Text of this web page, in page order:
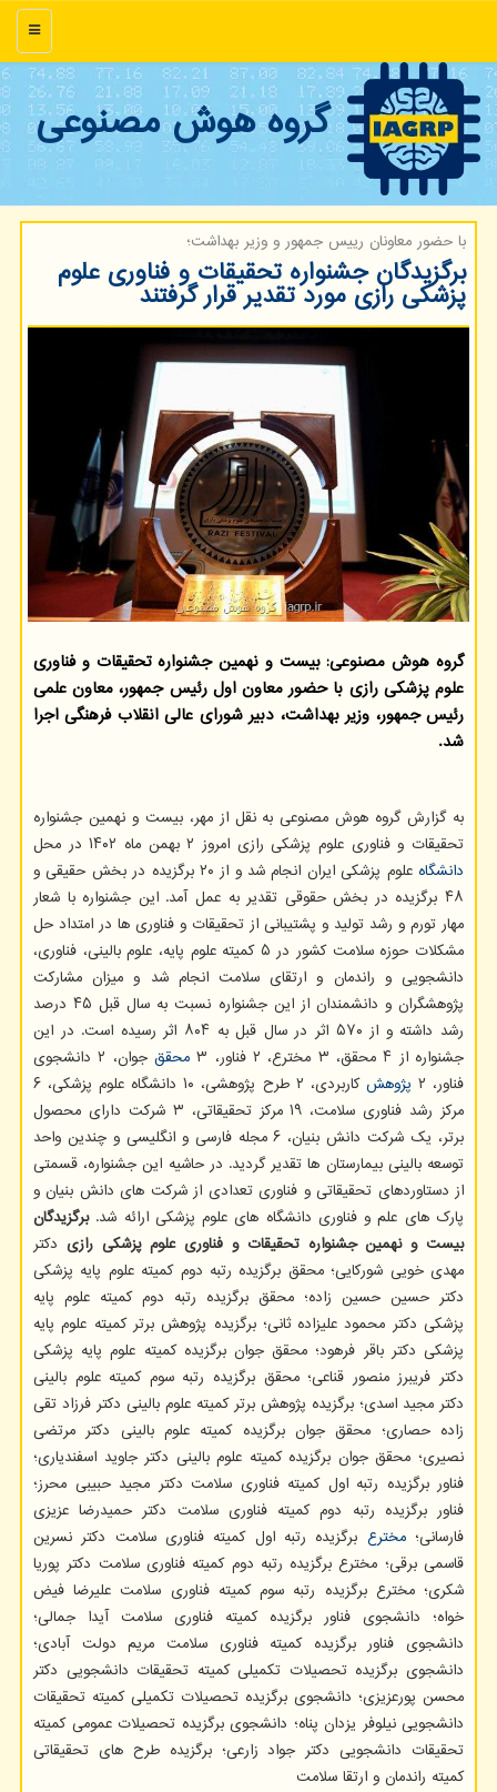
منو
گروه هوش مصنوعی
با حضور معاونان رییس جمهور و وزیر بهداشت؛
برگزیدگان جشنواره تحقیقات و فناوری علوم
پزشکی رازی مورد تقدیر قرار گرفتند
گروه هوش مصنوعی: بیست و نهمین جشنواره تحقیقات و فناوری
علوم پزشکی رازی با حضور معاون اول رئیس جمهور، معاون علمی
رئیس جمهور، وزیر بهداشت، دبیر شورای عالی انقلاب فرهنگی اجرا
شد.
به گزارش گروه هوش مصنوعی به نقل از مهر، بیست و نهمین جشنواره
تحقیقات و فناوری علوم پزشکی رازی امروز ۲ بهمن ماه ۱۴۰۲ در محل
دانشگاه
علوم پزشکی ایران انجام شد و از ۲۰ برگزیده در بخش حقیقی و
۴۸ برگزیده در بخش حقوقی تقدیر به عمل آمد. این جشنواره با شعار
مهار تورم و رشد تولید و پشتیبانی از تحقیقات و فناوری ها در امتداد حل
مشکلات حوزه سلامت کشور در ۵ کمیته علوم پایه، علوم بالینی، فناوری،
دانشجویی و راندمان و ارتقای سلامت انجام شد و میزان مشارکت
پژوهشگران و دانشمندان از این جشنواره نسبت به سال قبل ۴۵ درصد
رشد داشته و از ۵۷۰ اثر در سال قبل به ۸۰۴ اثر رسیده است. در این
جشنواره از ۴ محقق، ۳ مخترع، ۲ فناور، ۳
محقق
جوان، ۲ دانشجوی
فناور، ۲
پژوهش
کاربردی، ۲ طرح پژوهشی، ۱۰ دانشگاه علوم پزشکی، ۶
مرکز رشد فناوری سلامت، ۱۹ مرکز تحقیقاتی، ۳ شرکت دارای محصول
برتر، یک شرکت دانش بنیان، ۶ مجله فارسی و انگلیسی و چندین واحد
توسعه بالینی بیمارستان ها تقدیر گردید. در حاشیه این جشنواره، قسمتی
از دستاوردهای تحقیقاتی و فناوری تعدادی از شرکت های دانش بنیان و
پارک های علم و فناوری دانشگاه های علوم پزشکی ارائه شد.برگزیدگان
بیست و نهمین جشنواره تحقیقات و فناوری علوم پزشکی رازی دکتر
مهدی خویی شورکایی؛ محقق برگزیده رتبه دوم کمیته علوم پایه پزشکی
دکتر حسین حسین زاده؛ محقق برگزیده رتبه دوم کمیته علوم پایه
پزشکی دکتر محمود علیزاده ثانی؛ برگزیده پژوهش برتر کمیته علوم پایه
پزشکی دکتر باقر فرهود؛ محقق جوان برگزیده کمیته علوم پایه پزشکی
دکتر فریبرز منصور قناعی؛ محقق برگزیده رتبه سوم کمیته علوم بالینی
دکتر مجید اسدی؛ برگزیده پژوهش برتر کمیته علوم بالینی دکتر فرزاد تقی
زاده حصاری؛ محقق جوان برگزیده کمیته علوم بالینی دکتر مرتضی
نصیری؛ محقق جوان برگزیده کمیته علوم بالینی دکتر جاوید اسفندیاری؛
فناور برگزیده رتبه اول کمیته فناوری سلامت دکتر مجید حبیبی محرز؛
فناور برگزیده رتبه دوم کمیته فناوری سلامت دکتر حمیدرضا عزیزی
فارسانی؛مخترع برگزیده رتبه اول کمیته فناوری سلامت دکتر نسرین
قاسمی برقی؛ مخترع برگزیده رتبه دوم کمیته فناوری سلامت دکتر پوریا
شکری؛ مخترع برگزیده رتبه سوم کمیته فناوری سلامت علیرضا فیض
خواه؛ دانشجوی فناور برگزیده کمیته فناوری سلامت آیدا جمالی؛
دانشجوی فناور برگزیده کمیته فناوری سلامت مریم دولت آبادی؛
دانشجوی برگزیده تحصیلات تکمیلی کمیته تحقیقات دانشجویی دکتر
محسن پورعزیزی؛ دانشجوی برگزیده تحصیلات تکمیلی کمیته تحقیقات
دانشجویی نیلوفر یزدان پناه؛ دانشجوی برگزیده تحصیلات عمومی کمیته
تحقیقات دانشجویی دکتر جواد زارعی؛ برگزیده طرح های تحقیقاتی
کمیته راندمان و ارتقا سلامت